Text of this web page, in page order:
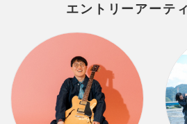
エントリーアーテ